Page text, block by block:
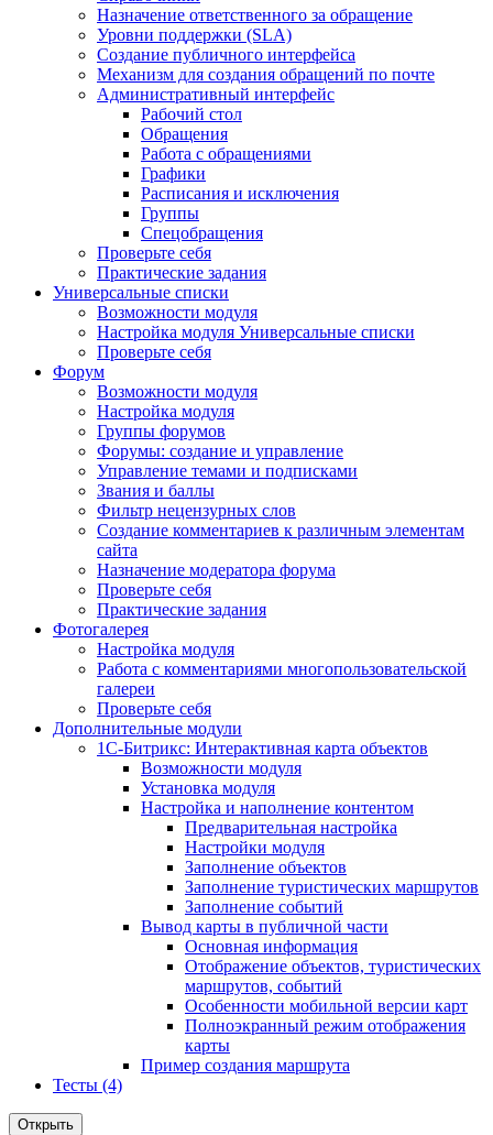
Назначение ответственного за обращение
Уровни поддержки (SLA)
Создание публичного интерфейса
Механизм для создания обращений по почте
Административный интерфейс
Рабочий стол
Обращения
Работа с обращениями
Графики
Расписания и исключения
Группы
Спецобращения
Проверьте себя
Практические задания
Универсальные списки
Возможности модуля
Настройка модуля Универсальные списки
Проверьте себя
Форум
Возможности модуля
Настройка модуля
Группы форумов
Форумы: создание и управление
Управление темами и подписками
Звания и баллы
Фильтр нецензурных слов
Создание комментариев к различным элементам
сайта
Назначение модератора форума
Проверьте себя
Практические задания
Фотогалерея
Настройка модуля
Работа с комментариями многопользовательской
галереи
Проверьте себя
Дополнительные модули
1С-Битрикс: Интерактивная карта объектов
Возможности модуля
Установка модуля
Настройка и наполнение контентом
Предварительная настройка
Настройки модуля
Заполнение объектов
Заполнение туристических маршрутов
Заполнение событий
Вывод карты в публичной части
Основная информация
Отображение объектов, туристических
маршрутов, событий
Особенности мобильной версии карт
Полноэкранный режим отображения
карты
Пример создания маршрута
Тесты (4)
Открыть